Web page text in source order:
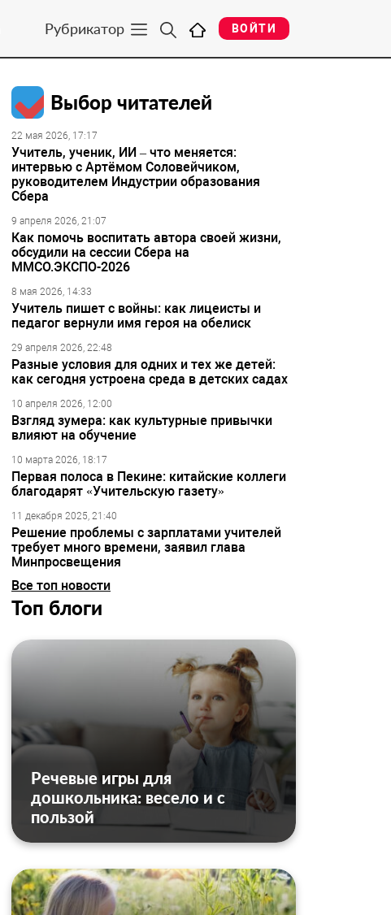
Рубрикатор ВОЙТИ
Выбор читателей
22 мая 2026, 17:17
Учитель, ученик, ИИ – что меняется:
интервью с Артёмом Соловейчиком,
руководителем Индустрии образования
Сбера
9 апреля 2026, 21:07
Как помочь воспитать автора своей жизни,
обсудили на сессии Сбера на
ММСО.ЭКСПО-2026
8 мая 2026, 14:33
Учитель пишет с войны: как лицеисты и
педагог вернули имя героя на обелиск
29 апреля 2026, 22:48
Разные условия для одних и тех же детей:
как сегодня устроена среда в детских садах
10 апреля 2026, 12:00
Взгляд зумера: как культурные привычки
влияют на обучение
10 марта 2026, 18:17
Первая полоса в Пекине: китайские коллеги
благодарят «Учительскую газету»
11 декабря 2025, 21:40
Решение проблемы с зарплатами учителей
требует много времени, заявил глава
Минпросвещения
Все топ новости
Топ блоги
Речевые игры для
дошкольника: весело и с
пользой